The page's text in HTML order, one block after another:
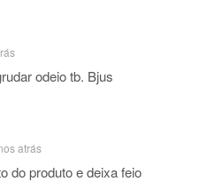
odeio tb. Bjus
atrás
do produto e deixa feio